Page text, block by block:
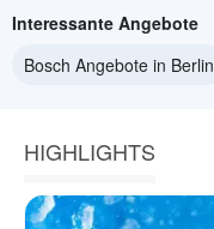
Interessante Angebote
Bosch Angebote in Berlin
HIGHLIGHTS